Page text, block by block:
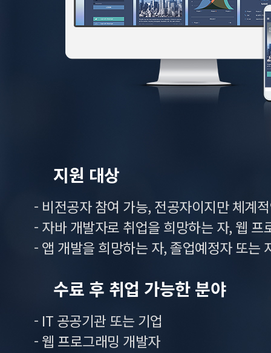
지원 대상
- 비전공자 참여 가능, 전공자이지만 체계
- 자바 개발자로 취업을 희망하는 자, 웹 프
- 앱 개발을 희망하는 자, 졸업예정자 또는
수료 후 취업 가능한 분야
- IT 공공기관 또는 기업
- 웹 프로그래밍 개발자